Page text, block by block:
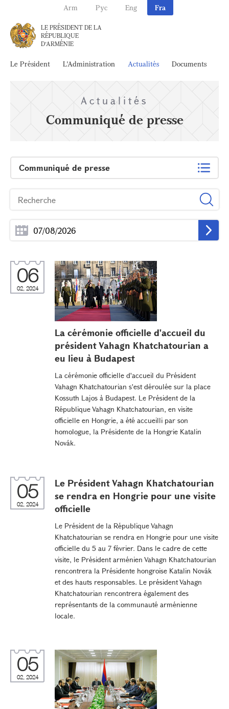
Arm Рус Eng Fra
LE PRÉSIDENT DE LA
RÉPUBLIQUE
D'ARMÉNIE
Le Président L'Administration Actualités Documents
Actualités
Communiqué de presse
Communiqué de presse
06
02, 2024
La cérémonie officielle d'accueil du
président Vahagn Khatchatourian a
eu lieu à Budapest
La cérémonie officielle d'accueil du Président
Vahagn Khatchatourian s'est déroulée sur la place
Kossuth Lajos à Budapest. Le Président de la
République Vahagn Khatchatourian, en visite
officielle en Hongrie, a été accueilli par son
homologue, la Présidente de la Hongrie Katalin
Novák.
05
02, 2024
Le Président Vahagn Khatchatourian
se rendra en Hongrie pour une visite
officielle
Le Président de la République Vahagn
Khatchatourian se rendra en Hongrie pour une visite
officielle du 5 au 7 février. Dans le cadre de cette
visite, le Président arménien Vahagn Khatchatourian
rencontrera la Présidente hongroise Katalin Novák
et des hauts responsables. Le président Vahagn
Khatchatourian rencontrera également des
représentants de la communauté arménienne
locale.
05
02, 2024